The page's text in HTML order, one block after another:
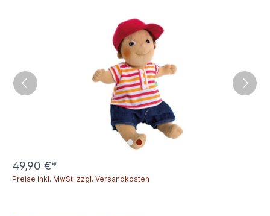
49,90 €*
Preise inkl. MwSt. zzgl. Versandkosten